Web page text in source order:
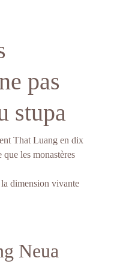
pas
stupa
That Luang en dix
les monastères
Neua